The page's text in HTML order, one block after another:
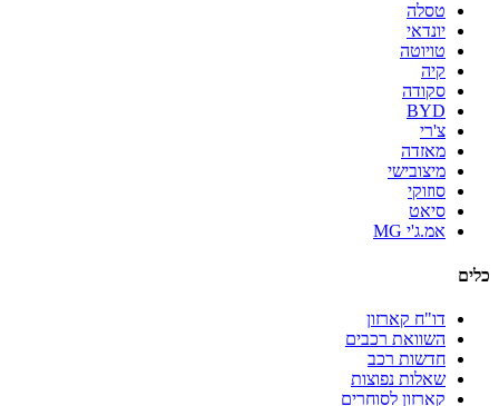
טסלה
יונדאי
טויוטה
קיה
סקודה
BYD
צ'רי
מאזדה
מיצובישי
סוזוקי
סיאט
אמ.ג'י MG
כלים
דו"ח קארזון
השוואת רכבים
חדשות רכב
שאלות נפוצות
קארזון לסוחרים